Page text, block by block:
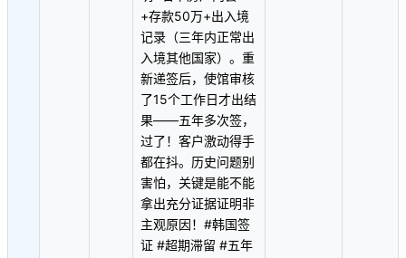
+存款50万+出入境
记录（三年内正常出
入境其他国家）。重
新递签后，使馆审核
了15个工作日才出结
果——五年多次签，
过了！客户激动得手
都在抖。历史问题别
害怕，关键是能不能
拿出充分证据证明非
主观原因！#韩国签
证 #超期滞留 #五年